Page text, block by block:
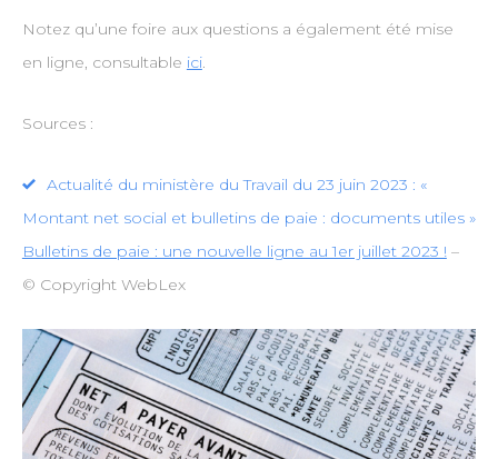
Notez qu’une foire aux questions a également été mise
en ligne, consultable ici.
Sources :
Actualité du ministère du Travail du 23 juin 2023 : «
Montant net social et bulletins de paie : documents utiles »
Bulletins de paie : une nouvelle ligne au 1er juillet 2023 !–
© Copyright WebLex